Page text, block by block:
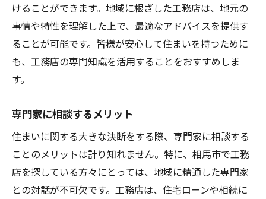
けることができます。地域に根ざした工務店は、地元の
事情や特性を理解した上で、最適なアドバイスを提供す
ることが可能です。皆様が安心して住まいを持つために
も、工務店の専門知識を活用することをおすすめしま
す。
専門家に相談するメリット
住まいに関する大きな決断をする際、専門家に相談する
ことのメリットは計り知れません。特に、相馬市で工務
店を探している方々にとっては、地域に精通した専門家
との対話が不可欠です。工務店は、住宅ローンや相続に